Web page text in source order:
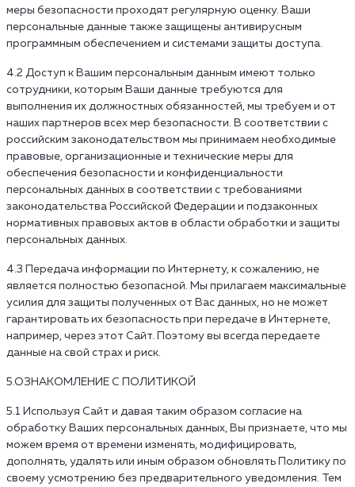
меры безопасности проходят регулярную оценку. Ваши
персональные данные также защищены антивирусным
программным обеспечением и системами защиты доступа.
4.2 Доступ к Вашим персональным данным имеют только
сотрудники, которым Ваши данные требуются для
выполнения их должностных обязанностей, мы требуем и от
наших партнеров всех мер безопасности. В соответствии с
российским законодательством мы принимаем необходимые
правовые, организационные и технические меры для
обеспечения безопасности и конфиденциальности
персональных данных в соответствии с требованиями
законодательства Российской Федерации и подзаконных
нормативных правовых актов в области обработки и защиты
персональных данных.
4.3 Передача информации по Интернету, к сожалению, не
является полностью безопасной. Мы прилагаем максимальные
усилия для защиты полученных от Вас данных, но не может
гарантировать их безопасность при передаче в Интернете,
например, через этот Сайт. Поэтому вы всегда передаете
данные на свой страх и риск.
5.ОЗНАКОМЛЕНИЕ С ПОЛИТИКОЙ
5.1 Используя Сайт и давая таким образом согласие на
обработку Ваших персональных данных, Вы признаете, что мы
можем время от времени изменять, модифицировать,
дополнять, удалять или иным образом обновлять Политику по
своему усмотрению без предварительного уведомления. Тем